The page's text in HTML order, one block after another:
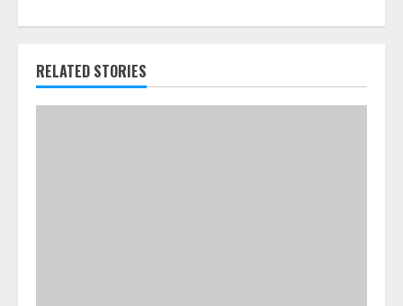
RELATED STORIES